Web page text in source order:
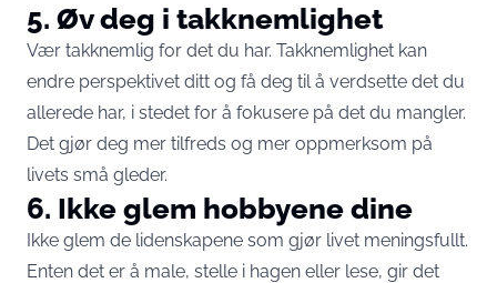
5. Øv deg i takknemlighet
Vær takknemlig for det du har. Takknemlighet kan
endre perspektivet ditt og få deg til å verdsette det du
allerede har, i stedet for å fokusere på det du mangler.
Det gjør deg mer tilfreds og mer oppmerksom på
livets små gleder.
6. Ikke glem hobbyene dine
Ikke glem de lidenskapene som gjør livet meningsfullt.
Enten det er å male, stelle i hagen eller lese, gir det